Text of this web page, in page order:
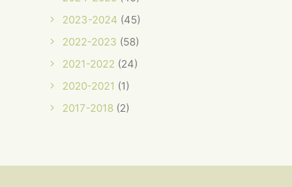
2023-2024 (45)
2022-2023 (58)
2021-2022 (24)
2020-2021 (1)
2017-2018 (2)